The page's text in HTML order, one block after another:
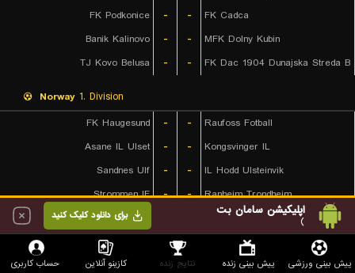
اپلیکیشن سامان بت
) برای دانلود کلیک کنید
FK Podkonice
- -
FK Cadca
Banik Kalinovo
- -
MFK Dolny Kubin
TJ Kovo Belusa
- - FK Dac 1904 Dunajska Streda B
Norway 1. Division
FK Haugesund
- -
Raufoss Fotball
Asane IL Ulset
- -
Kongsvinger IL
Sandnes Ulf
- -
IL Hodd Ulsteinvik
Strommen IF
- -
Ranheim Trondheim
Stromsgodset IF
Egersund IK
Sogndal IL
Bryne FK
پیش بینی ورزشی پیش بینی زنده نتایج زنده کازینو آنلاین حساب کاربری